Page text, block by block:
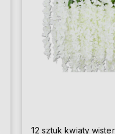
12 sztuk kwiaty